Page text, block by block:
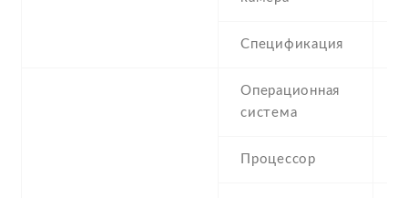
Спецификация
Операционная
система
Процессор